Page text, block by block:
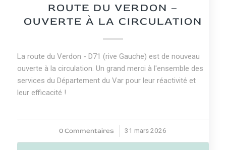
ROUTE DU VERDON –
OUVERTE À LA CIRCULATION
La route du Verdon - D71 (rive Gauche) est de nouveau
ouverte à la circulation. Un grand merci à l'ensemble des
services du Département du Var pour leur réactivité et
leur efficacité !
0 Commentaires
/ 31 mars 2026